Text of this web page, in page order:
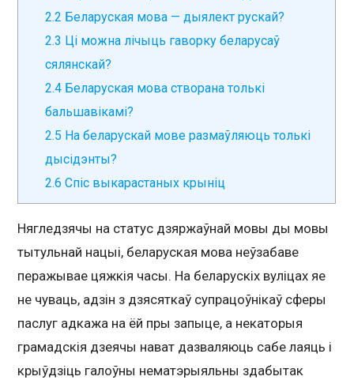
2.2 Беларуская мова — дыялект рускай?
2.3 Ці можна лічыць гаворку беларусаў
сялянскай?
2.4 Беларуская мова створана толькі
бальшавікамі?
2.5 На беларускай мове размаўляюць толькі
дысідэнты?
2.6 Спіс выкарастаных крыніц
Нягледзячы на статус дзяржаўнай мовы ды мовы
тытульнай нацыі, беларуская мова неўзабаве
перажывае цяжкія часы. На беларускіх вуліцах яе
не чуваць, адзін з дзясяткаў супрацоўнікаў сферы
паслуг адкажа на ёй пры запыце, а некаторыя
грамадскія дзеячы нават дазваляюць сабе лаяць і
крыўдзіць галоўны нематэрыяльны здабытак